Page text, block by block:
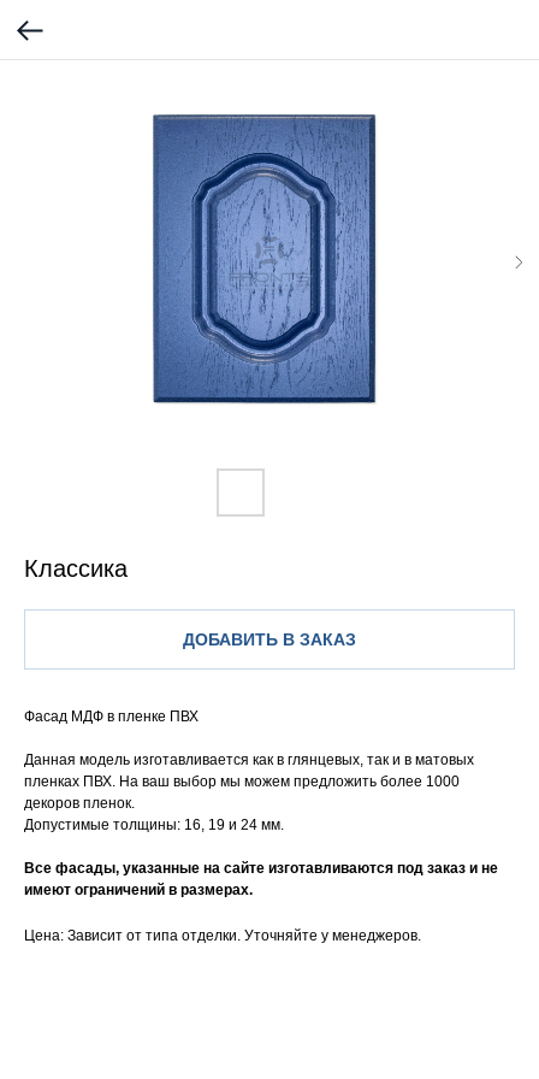
Классика
ДОБАВИТЬ В ЗАКАЗ
Фасад МДФ в пленке ПВХ
Данная модель изготавливается как в глянцевых, так и в матовых
пленках ПВХ. На ваш выбор мы можем предложить более 1000
декоров пленок.
Допустимые толщины: 16, 19 и 24 мм.
Все фасады, указанные на сайте изготавливаются под заказ и не
имеют ограничений в размерах.
Цена: Зависит от типа отделки. Уточняйте у менеджеров.